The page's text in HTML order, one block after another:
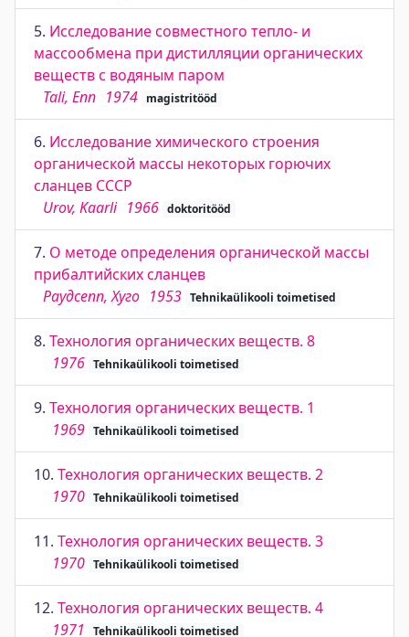
5. Исследование совместного тепло- и
массообмена при дистилляции органических
веществ с водяным паром
Tali, Enn 1974 magistritööd
6. Исследование химического строения
органической массы некоторых горючих
сланцев СССР
Urov, Kaarli 1966 doktoritööd
7. О методе определения органической массы
прибалтийских сланцев
Раудсепп, Хуго 1953 Tehnikaülikooli toimetised
8. Технология органических веществ. 8
1976 Tehnikaülikooli toimetised
9. Технология органических веществ. 1
1969 Tehnikaülikooli toimetised
10. Технология органических веществ. 2
1970 Tehnikaülikooli toimetised
11. Технология органических веществ. 3
1970 Tehnikaülikooli toimetised
12. Технология органических веществ. 4
1971
Tehnikaülikooli toimetised